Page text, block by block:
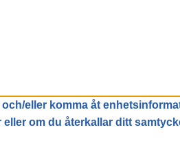
eller komma åt
om du återkallar ditt